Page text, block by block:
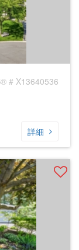
# X13640536
詳細